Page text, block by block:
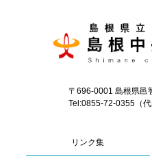
〒696-0001 島根県邑
Tel:0855-72-0355（
リンク集